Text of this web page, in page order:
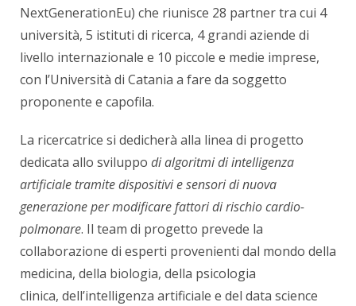
NextGenerationEu) che riunisce 28 partner tra cui 4
università, 5 istituti di ricerca, 4 grandi aziende di
livello internazionale e 10 piccole e medie imprese,
con l’Università di Catania a fare da soggetto
proponente e capofila.
La ricercatrice si dedicherà alla linea di progetto
dedicata allo sviluppo di algoritmi di intelligenza
artificiale tramite dispositivi e sensori di nuova
generazione per modificare fattori di rischio cardio-
polmonare. Il team di progetto prevede la
collaborazione di esperti provenienti dal mondo della
medicina, della biologia, della psicologia
clinica, dell’intelligenza artificiale e del data science